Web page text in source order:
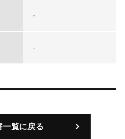
-
-
一覧に戻る